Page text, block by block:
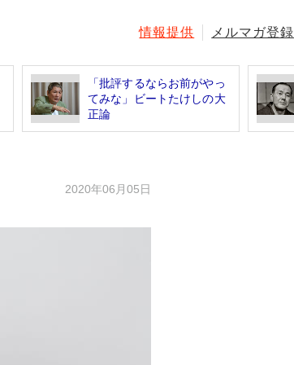
情報提供 メルマガ登録
「批評するならお前がやっ
てみな」ビートたけしの大
正論
2020年06月05日